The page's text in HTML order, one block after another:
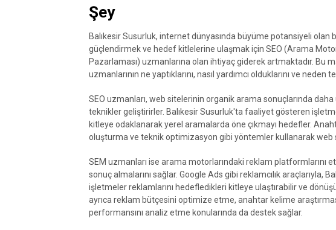
Şey
Balıkesir Susurluk, internet dünyasında büyüme potansiyeli olan
güçlendirmek ve hedef kitlelerine ulaşmak için SEO (Arama
Pazarlaması) uzmanlarına olan ihtiyaç giderek artmaktadır. Bu
uzmanlarının ne yaptıklarını, nasıl yardımcı olduklarını ve
SEO uzmanları, web sitelerinin organik arama sonuçlarında daha
teknikler geliştirirler. Balıkesir Susurluk'ta faaliyet gösteren
kitleye odaklanarak yerel aramalarda öne çıkmayı hedefler.
oluşturma ve teknik optimizasyon gibi yöntemler kullanarak web
SEM uzmanları ise arama motorlarındaki reklam platformlarını
sonuç almalarını sağlar. Google Ads gibi reklamcılık araçlarıyla,
işletmeler reklamlarını hedefledikleri kitleye ulaştırabilir ve
ayrıca reklam bütçesini optimize etme, anahtar kelime
performansını analiz etme konularında da destek sağlar.